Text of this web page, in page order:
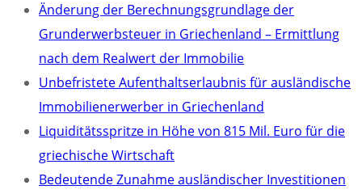
Änderung der Berechnungsgrundlage der
Grunderwerbsteuer in Griechenland – Ermittlung
nach dem Realwert der Immobilie
Unbefristete Aufenthaltserlaubnis für ausländische
Immobilienerwerber in Griechenland
Liquiditätsspritze in Höhe von 815 Mil. Euro für die
griechische Wirtschaft
Bedeutende Zunahme ausländischer Investitionen